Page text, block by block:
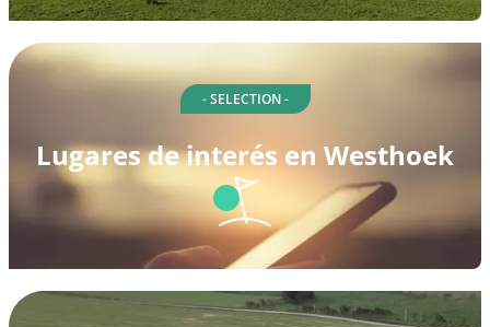
- SELECTION -
Lugares de interés en Westhoek